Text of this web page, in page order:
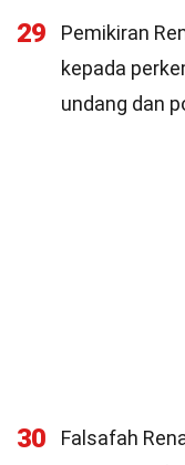
29
Pemikiran
kepada
undang dan
30
Falsafah